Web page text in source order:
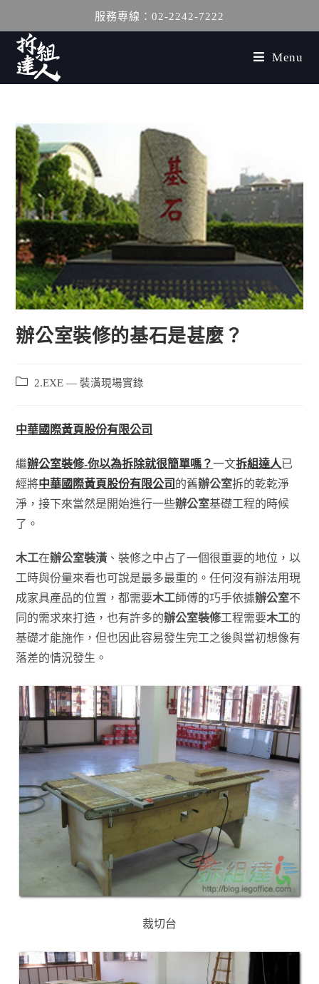
服務專線：02-2242-7222
Menu
辦公室裝修的基石是甚麼？
2.EXE — 裝潢現場實錄
中華國際黃頁股份有限公司
繼辦公室裝修-你以為拆除就很簡單嗎？一文拆組達人已
經將中華國際黃頁股份有限公司 的舊辦公室拆的乾乾淨
淨，接下來當然是開始進行一些辦公室基礎工程的時候
了。
木工在辦公室裝潢 、裝修之中占了一個很重要的地位，以
工時與份量來看也可說是最多最重的。任何沒有辦法用現
成家具產品的位置，都需要木工師傅的巧手依據辦公室不
同的需求來打造，也有許多的辦公室裝修工程需要木工的
基礎才能施作，但也因此容易發生完工之後與當初想像有
落差的情況發生。
裁切台